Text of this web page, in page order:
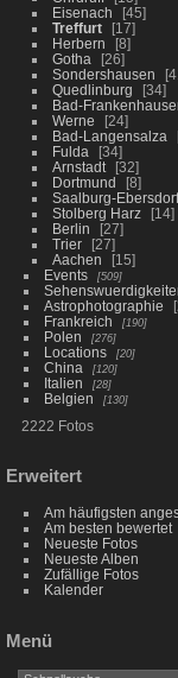
Eisenach
45
Treffurt
17
Herbern
8
Gotha
26
Sondershausen
Quedlinburg
34
Bad-
Werne
24
Bad-Langensalza
Fulda
34
Arnstadt
32
Dortmund
8
Saalburg-Ebersdorf
Stolberg Harz
14
Berlin
27
Trier
27
Aachen
15
Events
509
Astrophotographie
Frankreich
190
Polen 276
Locations 20
China 120
Italien 28
Belgien 130
2222 Fotos
Erweitert
Am häufigsten
Am besten bewertet
Neueste Fotos
Neueste Alben
Zufällige Fotos
Kalender
Menü